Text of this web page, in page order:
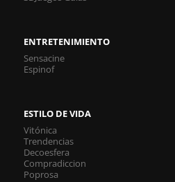
ENTRETENIMIENTO
Sensacine
Espinof
ESTILO DE VIDA
Vitónica
Trendencias
Decoesfera
Compradiccion
Poprosa